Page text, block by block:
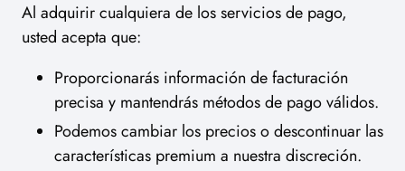
Al adquirir cualquiera de los servicios de pago,
usted acepta que:
Proporcionarás información de facturación
precisa y mantendrás métodos de pago válidos.
Podemos cambiar los precios o descontinuar las
características premium a nuestra discreción.